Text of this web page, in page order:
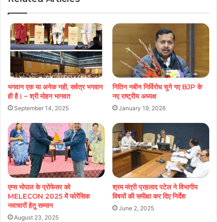
भगवान एक या अनेक नही, सर्वत्र भगवान
ही है। – श्री मोहन भागवत
September 14, 2025
नितिन नबीन निर्विरोध चुने गए BJP के
नए राष्ट्रीय अध्यक्ष
January 19, 2026
एम्स भोपाल के प्रोफेसर को
MELECON 2025 में फोरेंसिक
नवाचारों हेतु सम्मान
August 23, 2025
श्रम मंत्री प्रहलाद पटेल ने विभागीय
विषयों की समीक्षा कर दिए निर्देश
June 2, 2025